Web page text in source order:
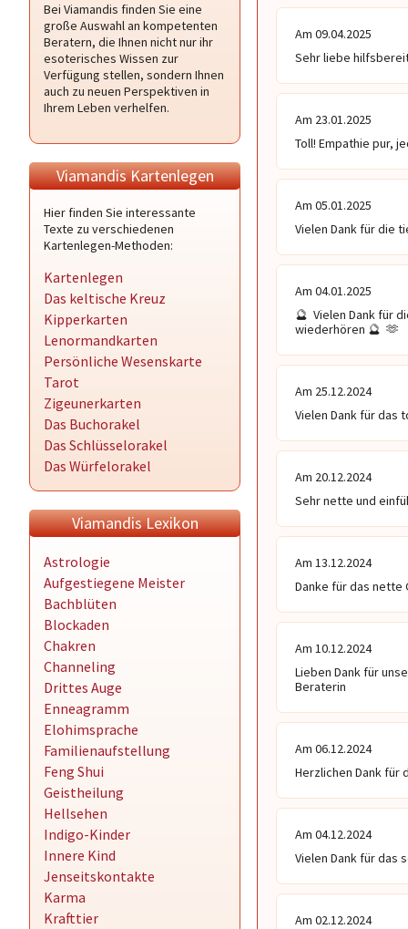
Bei Viamandis finden Sie eine
große Auswahl an kompetenten
Beratern, die Ihnen nicht nur ihr
esoterisches Wissen zur
Verfügung stellen, sondern Ihnen
auch zu neuen Perspektiven in
Ihrem Leben verhelfen.
Viamandis Kartenlegen
Hier finden Sie interessante
Texte zu verschiedenen
Kartenlegen-Methoden:
Kartenlegen
Das keltische Kreuz
Kipperkarten
Lenormandkarten
Persönliche Wesenskarte
Tarot
Zigeunerkarten
Das Buchorakel
Das Schlüsselorakel
Das Würfelorakel
Viamandis Lexikon
Astrologie
Aufgestiegene Meister
Bachblüten
Blockaden
Chakren
Channeling
Drittes Auge
Enneagramm
Elohimsprache
Familienaufstellung
Feng Shui
Geistheilung
Hellsehen
Indigo-Kinder
Innere Kind
Jenseitskontakte
Karma
Krafttier
Am 09.04.2025
Sehr liebe
Am 23.01.2025
Toll! Empathie pur,
Am 05.01.2025
Vielen Dank für die
Am 04.01.2025
🔮  Vielen Dank für
wiederhören 🔮  🫶
Am 25.12.2024
Vielen Dank für das
Am 20.12.2024
Sehr nette und
Am 13.12.2024
Danke für das nette
Am 10.12.2024
Lieben Dank für
Beraterin
Am 06.12.2024
Herzlichen Dank
Am 04.12.2024
Vielen Dank für das
Am 02.12.2024